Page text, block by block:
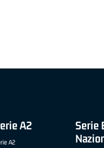
A2
A2
Serie